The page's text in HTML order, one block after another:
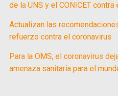
de la UNS y el CONICET contra
Actualizan las
refuerzo contra el coronavirus
Para la OMS, el coronavirus
amenaza sanitaria para el